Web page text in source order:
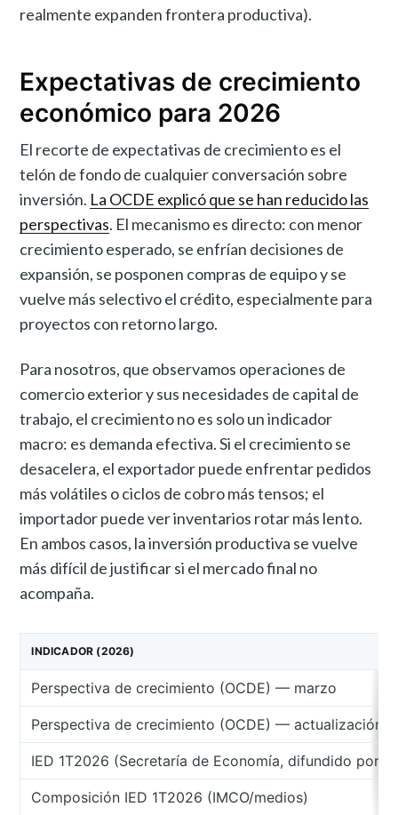
realmente expanden frontera productiva).
Expectativas de crecimiento
económico para 2026
El recorte de expectativas de crecimiento es el
telón de fondo de cualquier conversación sobre
inversión. La OCDE explicó que se han reducido las
perspectivas. El mecanismo es directo: con menor
crecimiento esperado, se enfrían decisiones de
expansión, se posponen compras de equipo y se
vuelve más selectivo el crédito, especialmente para
proyectos con retorno largo.
Para nosotros, que observamos operaciones de
comercio exterior y sus necesidades de capital de
trabajo, el crecimiento no es solo un indicador
macro: es demanda efectiva. Si el crecimiento se
desacelera, el exportador puede enfrentar pedidos
más volátiles o ciclos de cobro más tensos; el
importador puede ver inventarios rotar más lento.
En ambos casos, la inversión productiva se vuelve
más difícil de justificar si el mercado final no
acompaña.
INDICADOR (2026)
Perspectiva de crecimiento (OCDE) — marzo
Perspectiva de crecimiento (OCDE) — actualización
IED 1T2026 (Secretaría de Economía, difundido por
Composición IED 1T2026 (IMCO/medios)